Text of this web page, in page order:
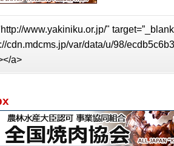
www.yakiniku.or.jp/"
cdn.mdcms.jp/var/data/u/98/
a>